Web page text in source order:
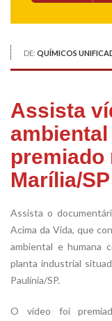
DE: QUÍMICOS
Assista
premiado
Marília/SP
Assista o
Acima da Vida, que
ambiental e humana
planta industrial
Paulínia/SP.
O vídeo foi